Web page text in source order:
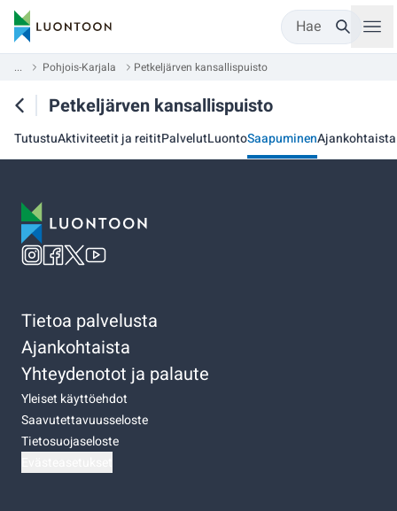
Hae
... Pohjois-Karjala Petkeljärven kansallispuisto
Petkeljärven kansallispuisto
TutustuAktiviteetit ja reititPalvelutLuontoSaapuminenAjankohtaista
Tietoa palvelusta
Ajankohtaista
Yhteydenotot ja palaute
Yleiset käyttöehdot
Saavutettavuusseloste
Tietosuojaseloste